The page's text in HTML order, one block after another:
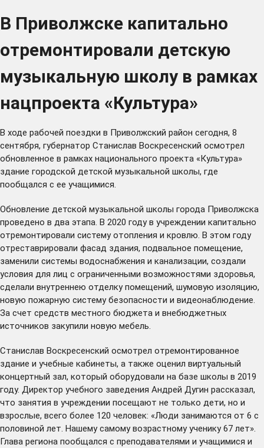
В Приволжске капитально
отремонтировали детскую
музыкальную школу в рамках
нацпроекта «Культура»
В ходе рабочей поездки в Приволжский район сегодня, 8
сентября, губернатор Станислав Воскресенский осмотрел
обновленное в рамках национального проекта «Культура»
здание городской детской музыкальной школы, где
пообщался с ее учащимися.
Обновление детской музыкальной школы города Приволжска
проведено в два этапа. В 2020 году в учреждении капитально
отремонтировали систему отопления и кровлю. В этом году
отреставрировали фасад здания, подвальное помещение,
заменили системы водоснабжения и канализации, создали
условия для лиц с ограниченными возможностями здоровья,
сделали внутреннею отделку помещений, шумовую изоляцию,
новую пожарную систему безопасности и видеонаблюдение.
За счет средств местного бюджета и внебюджетных
источников закупили новую мебель.
Станислав Воскресенский осмотрел отремонтированное
здание и учебные кабинеты, а также оценил виртуальный
концертный зал, который оборудовали на базе школы в 2019
году. Директор учебного заведения Андрей Дугин рассказал,
что занятия в учреждении посещают не только дети, но и
взрослые, всего более 120 человек: «Люди занимаются от 6 с
половиной лет. Нашему самому возрастному ученику 67 лет».
Глава региона пообщался с преподавателями и учащимися и